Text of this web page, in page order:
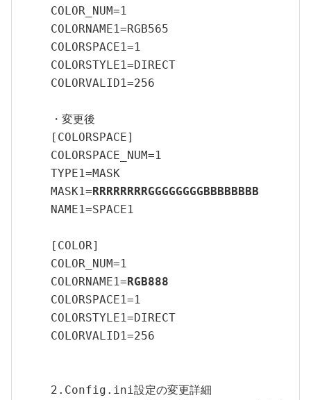
COLOR_NUM=1
COLORNAME1=RGB565
COLORSPACE1=1
COLORSTYLE1=DIRECT
COLORVALID1=256
・変更後
[COLORSPACE]
COLORSPACE_NUM=1
TYPE1=MASK
MASK1=RRRRRRRRGGGGGGGGBBBBBBBB
NAME1=SPACE1
[COLOR]
COLOR_NUM=1
COLORNAME1=RGB888
COLORSPACE1=1
COLORSTYLE1=DIRECT
COLORVALID1=256
2.Config.ini設定の変更詳細